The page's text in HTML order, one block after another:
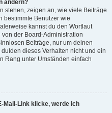
ändern?
stehen, zeigen an, wie viele Beiträge
bestimmte Benutzer wie
kannst du den Wortlaut
der Board-Administration
Beiträge, nur um deinen
dieses Verhalten nicht und ein
Rang unter Umständen einfach
Mail-Link klicke, werde ich